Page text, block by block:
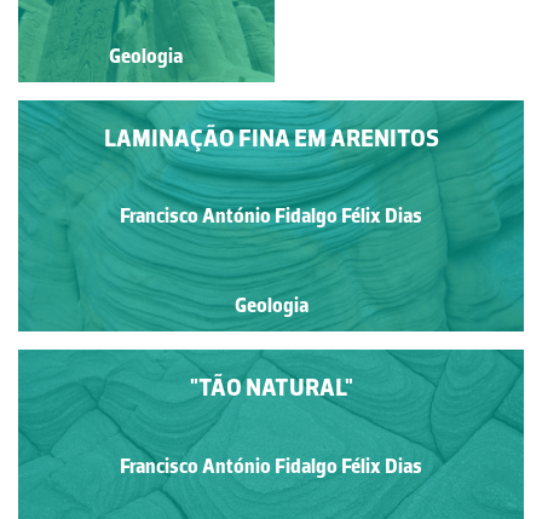
Geologia
LAMINAÇÃO FINA EM ARENITOS
Francisco António Fidalgo Félix Dias
Geologia
"TÃO NATURAL"
Francisco António Fidalgo Félix Dias
Geologia